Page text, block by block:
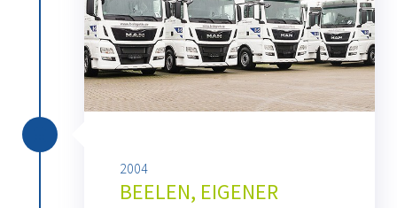
2004
BEELEN, EIGENER